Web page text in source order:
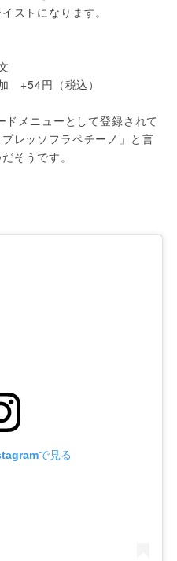
ストになります。
+54円（税込）
メニューとして登録されて
レッソフラペチーノ」と言
そうです。
で見る